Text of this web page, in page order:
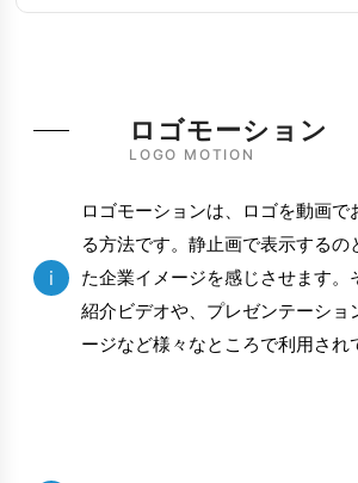
LOGO MOTION
ロゴモーション
i
ロゴモーションは、ロゴを動画で
る方法です。静止画で表示するの
た企業イメージを感じさせます。
紹介ビデオや、プレゼンテーショ
ージなど様々なところで利用され